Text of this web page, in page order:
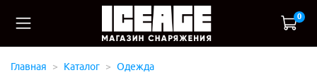
0
Главная Каталог Одежда